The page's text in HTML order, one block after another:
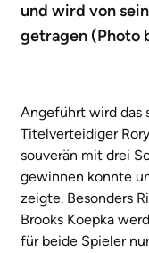
und wird von
getragen (Photo
Angeführt wird das
Titelverteidiger
souverän mit drei
gewinnen konnte
zeigte. Besonders
Brooks Koepka
für beide Spieler